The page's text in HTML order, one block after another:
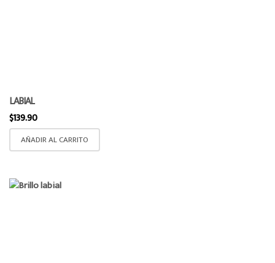
LABIAL
$139.90
AÑADIR AL CARRITO